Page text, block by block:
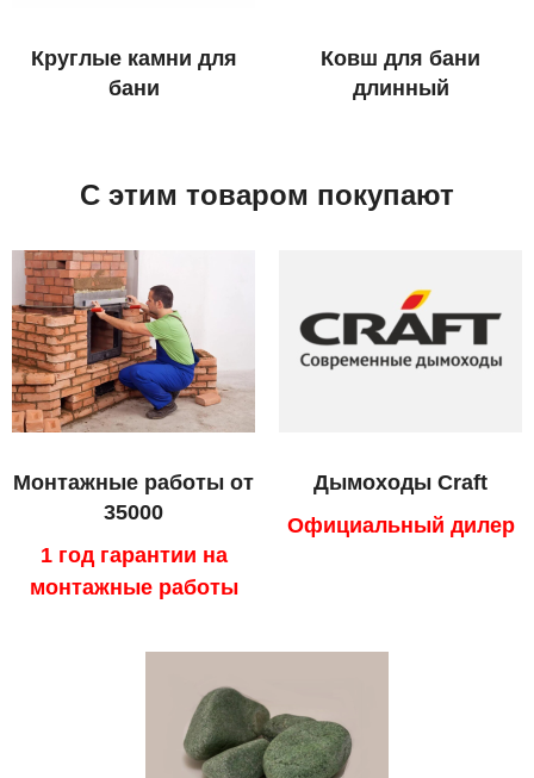
Круглые камни для
бани
Ковш для бани
длинный
С этим товаром покупают
Монтажные работы от
35000
1 год гарантии на
монтажные работы
Дымоходы Craft
Официальный дилер